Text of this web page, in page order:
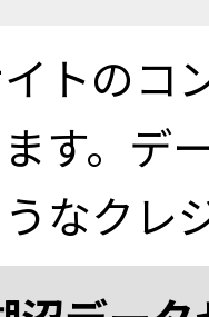
トのコ
す。デ
なクレ